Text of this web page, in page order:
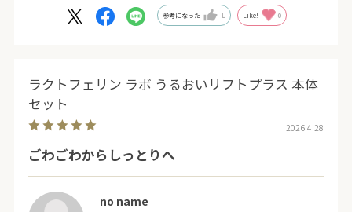
参考になった 1 Like! 0
ラクトフェリン ラボ うるおいリフトプラス 本体
セット
2026.4.28
ごわごわからしっとりへ
no name